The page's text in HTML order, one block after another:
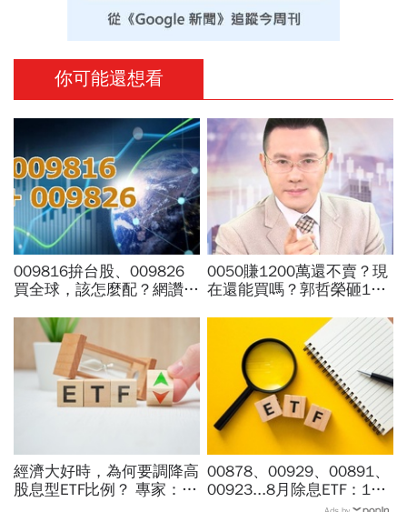
你可能還想看
009816拚台股、009826
買全球，該怎麼配？網讚
海老牛說，這種人不適合
買？
0050賺1200萬還不賣？現
在還能買嗎？郭哲榮砸1億
萬7不敢買「可憐哪」
經濟大好時，為何要調降高
股息型ETF比例？ 專家：用
00878、00929、00891、
00923...8月除息ETF：14
檔年化配息率逾10%！配息